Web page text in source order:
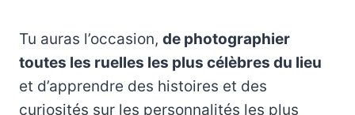
Tu auras l’occasion, de photographier
toutes les ruelles les plus célèbres du lieu
et d’apprendre des histoires et des
curiosités sur les personnalités les plus